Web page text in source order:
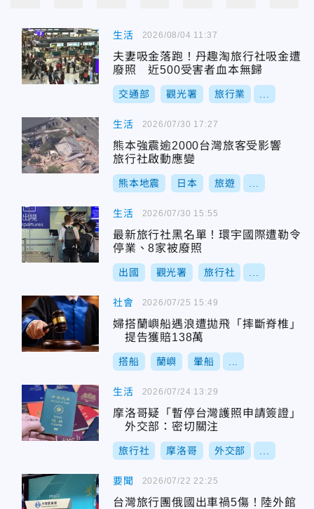
生活
夫妻吸金落跑！丹趣淘旅行社吸金遭
廢照 近500受害者血本無歸
交通部 觀光署 旅行業
2026/08/04 11:37
生活
熊本強震逾2000台灣旅客受影響
旅行社啟動應變
熊本地震 日本 旅遊
2026/07/30 17:27
生活
最新旅行社黑名單！環宇國際遭勒令
停業、8家被廢照
出國 觀光署 旅行社
2026/07/30 15:55
社會
婦搭蘭嶼船遇浪遭拋飛「摔斷脊椎」
提告獲賠138萬
搭船 蘭嶼 暈船
2026/07/25 15:49
生活
摩洛哥疑「暫停台灣護照申請簽證」
外交部：密切關注
旅行社 摩洛哥 外交部
2026/07/24 13:29
要聞
台灣旅行團俄國出車禍5傷！陸外館
2026/07/22 22:25